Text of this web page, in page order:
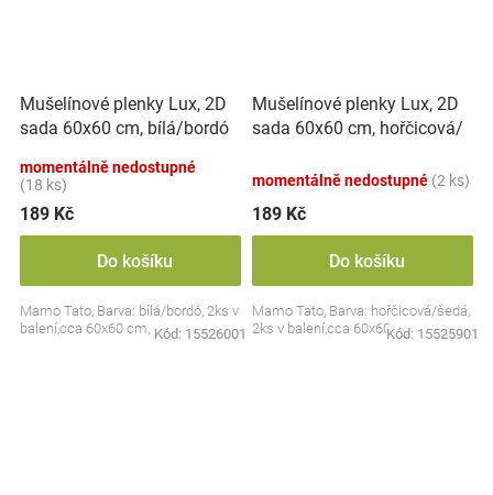
Mušelínové plenky Lux, 2D
sada 60x60 cm, bílá/bordó
momentálně nedostupné
(18 ks)
189 Kč
Do košíku
Mamo Tato, Barva: bílá/bordó, 2ks v
balení,cca 60x60 cm, Kód: 15526001
Mušelínové plenky Lux, 2D
sada 60x60 cm, hořčicová/
momentálně nedostupné (2 ks)
189 Kč
Do košíku
Mamo Tato, Barva: hořčicová/šedá,
2ks v balení,cca 60x60 cm,
Kód: 15525901